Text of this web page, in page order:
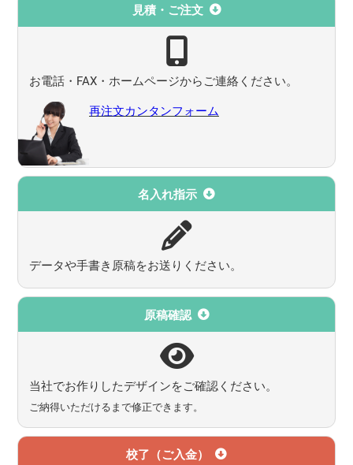
見積・ご注文
お電話・FAX・ホームページからご連絡ください。
再注文カンタンフォーム
名入れ指示
データや手書き原稿をお送りください。
原稿確認
当社でお作りしたデザインをご確認ください。
ご納得いただけるまで修正できます。
校了（ご入金）